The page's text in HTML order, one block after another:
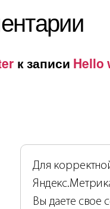
к записи Hello
Для
Вы даете свое